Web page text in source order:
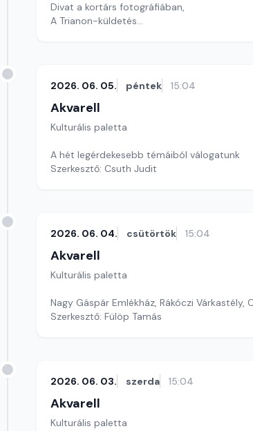
Divat a kortárs fotográfiában,
A Trianon-küldetés
2026. 06. 05. péntek 15:04
Akvarell
Kulturális paletta
A hét legérdekesebb témáiból válogatunk
Szerkesztő: Csuth Judit
2026. 06. 04. csütörtök 15:04
Akvarell
Kulturális paletta
Nagy Gáspár Emlékház, Rákóczi
Szerkesztő: Fülöp Tamás
2026. 06. 03. szerda 15:04
Akvarell
Kulturális paletta